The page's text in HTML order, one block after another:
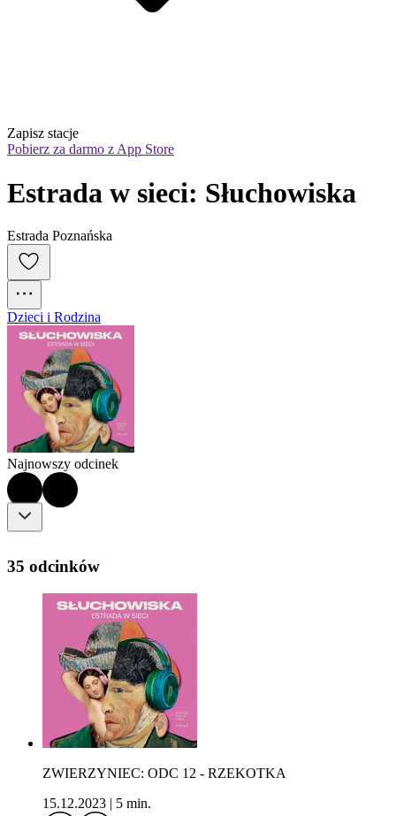
Zapisz stacje
Pobierz za darmo z App Store
Estrada w sieci: Słuchowiska
Estrada Poznańska
Dzieci i Rodzina
Najnowszy odcinek
35 odcinków
ZWIERZYNIEC: ODC 12 - RZEKOTKA
15.12.2023 | 5 min.